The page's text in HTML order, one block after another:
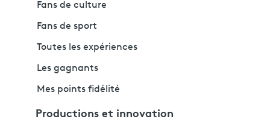
Fans de culture
Fans de sport
Toutes les expériences
Les gagnants
Mes points fidélité
Productions et innovation